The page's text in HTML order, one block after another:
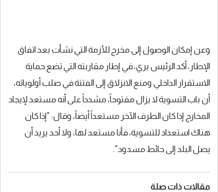
وعن إمكان الوصول إلى مخرج للأزمة التي نشأت بعد اتفاق
الإطار، أكد الرئيس بري، في إطار مقاربته التي تضع حماية
الاستقرار الداخلي ومنع الانزلاق إلى الفتنة في صلب أولوياته،
أن باب التسوية لا يزال مفتوحاً، مشدداً على أنه مستعد لإيجاد
المخارج إذا كان الطرف الآخر مستعداً أيضاً، وقال: "إذا كان
هناك استعداد للتسوية، فأنا مستعد لها، ولا أحد يريد أن
يصل البلد إلى حائط مسدود".
مقالات ذات صلة